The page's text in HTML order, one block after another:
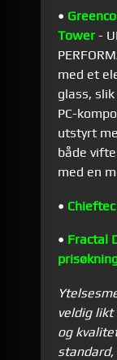
•
Tower -
med et
glass,
PC-
utstyrt
både
med en
•
• Fractal
veldig
og